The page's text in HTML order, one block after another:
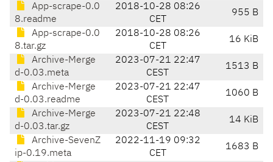
App-scrape-0.0
8.readme
2018-10-28 08:26
CET
955 B
App-scrape-0.0
8.tar.gz
2018-10-28 08:26
CET
16 KiB
Archive-Merge
d-0.03.meta
2023-07-21 22:47
CEST
1513 B
Archive-Merge
d-0.03.readme
2023-07-21 22:47
CEST
1060 B
Archive-Merge
d-0.03.tar.gz
2023-07-21 22:48
CEST
14 KiB
Archive-SevenZ
ip-0.19.meta
2022-11-19 09:32
CET
1683 B